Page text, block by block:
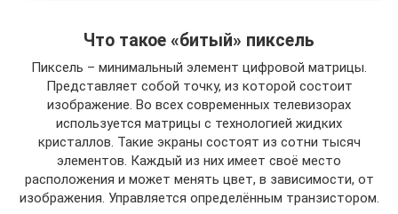
Что такое «битый» пиксель
Пиксель – минимальный элемент цифровой матрицы.
Представляет собой точку, из которой состоит
изображение. Во всех современных телевизорах
используется матрицы с технологией жидких
кристаллов. Такие экраны состоят из сотни тысяч
элементов. Каждый из них имеет своё место
расположения и может менять цвет, в зависимости, от
изображения. Управляется определённым транзистором.